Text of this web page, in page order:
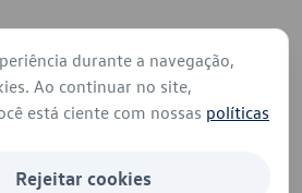
durante a navegação,
Ao continuar no site,
está ciente com nossas políticas
Rejeitar cookies